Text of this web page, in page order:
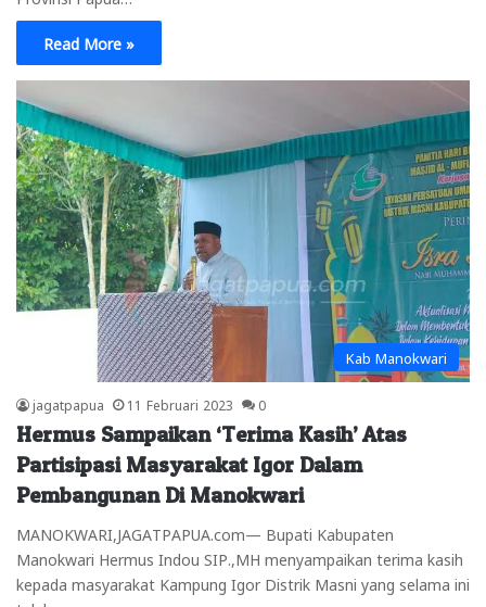
Read More »
Kab Manokwari
jagatpapua 11 Februari 2023 0
Hermus Sampaikan ‘Terima Kasih’ Atas
Partisipasi Masyarakat Igor Dalam
Pembangunan Di Manokwari
MANOKWARI,JAGATPAPUA.com— Bupati Kabupaten
Manokwari Hermus Indou SIP.,MH menyampaikan terima kasih
kepada masyarakat Kampung Igor Distrik Masni yang selama ini